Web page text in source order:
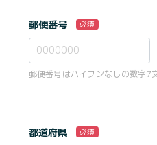
郵便番号 必須
郵便番号はハイフンなしの数字7
都道府県 必須